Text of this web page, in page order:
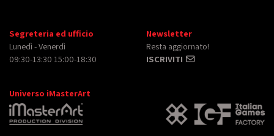
Segreteria ed ufficio
Lunedì - Venerdì
09:30-13:30 15:00-18:30
Newsletter
Resta aggiornato!
ISCRIVITI
Universo iMasterArt